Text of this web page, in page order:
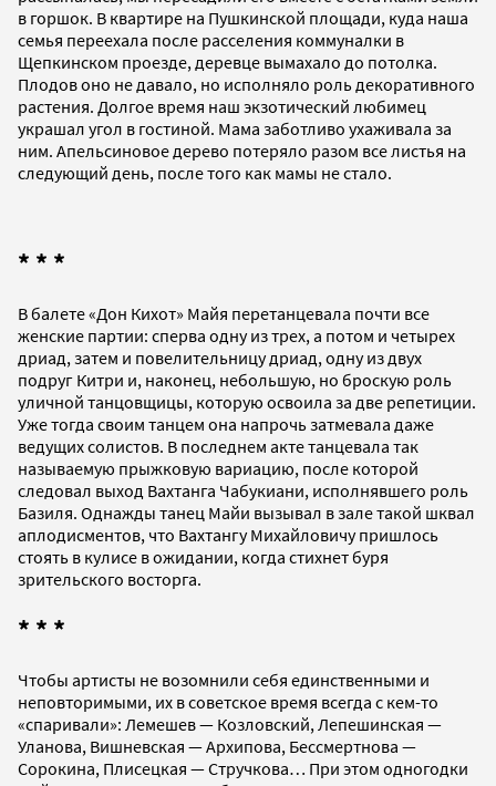
в горшок. В квартире на Пушкинской площади, куда наша
семья переехала после расселения коммуналки в
Щепкинском проезде, деревце вымахало до потолка.
Плодов оно не давало, но исполняло роль декоративного
растения. Долгое время наш экзотический любимец
украшал угол в гостиной. Мама заботливо ухаживала за
ним. Апельсиновое дерево потеряло разом все листья на
следующий день, после того как мамы не стало.
* * *
В балете «Дон Кихот» Майя перетанцевала почти все
женские партии: сперва одну из трех, а потом и четырех
дриад, затем и повелительницу дриад, одну из двух
подруг Китри и, наконец, небольшую, но броскую роль
уличной танцовщицы, которую освоила за две репетиции.
Уже тогда своим танцем она напрочь затмевала даже
ведущих солистов. В последнем акте танцевала так
называемую прыжковую вариацию, после которой
следовал выход Вахтанга Чабукиани, исполнявшего роль
Базиля. Однажды танец Майи вызывал в зале такой шквал
аплодисментов, что Вахтангу Михайловичу пришлось
стоять в кулисе в ожидании, когда стихнет буря
зрительского восторга.
* * *
Чтобы артисты не возомнили себя единственными и
неповторимыми, их в советское время всегда с кем-то
«спаривали»: Лемешев — Козловский, Лепешинская —
Уланова, Вишневская — Архипова, Бессмертнова —
Сорокина, Плисецкая — Стручкова… При этом одногодки